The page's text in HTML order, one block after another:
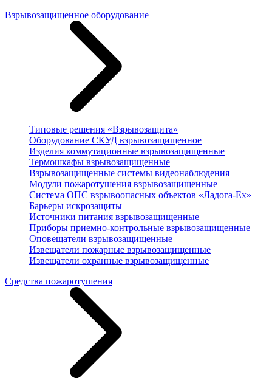
Взрывозащищенное оборудование
Типовые решения «Взрывозащита»
Оборудование СКУД взрывозащищенное
Изделия коммутационные взрывозащищенные
Термошкафы взрывозащищенные
Взрывозащищенные системы видеонаблюдения
Модули пожаротушения взрывозащищенные
Система ОПС взрывоопасных объектов «Ладога-Ex»
Барьеры искрозащиты
Источники питания взрывозащищенные
Приборы приемно-контрольные взрывозащищенные
Оповещатели взрывозащищенные
Извещатели пожарные взрывозащищенные
Извещатели охранные взрывозащищенные
Средства пожаротушения